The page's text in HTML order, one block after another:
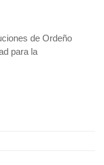
de Ordeño
para la